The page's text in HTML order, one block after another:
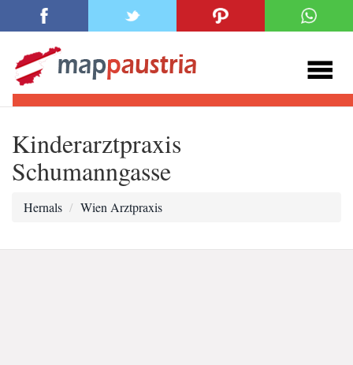
Kinderarztpraxis
Schumanngasse
Hernals Wien Arztpraxis